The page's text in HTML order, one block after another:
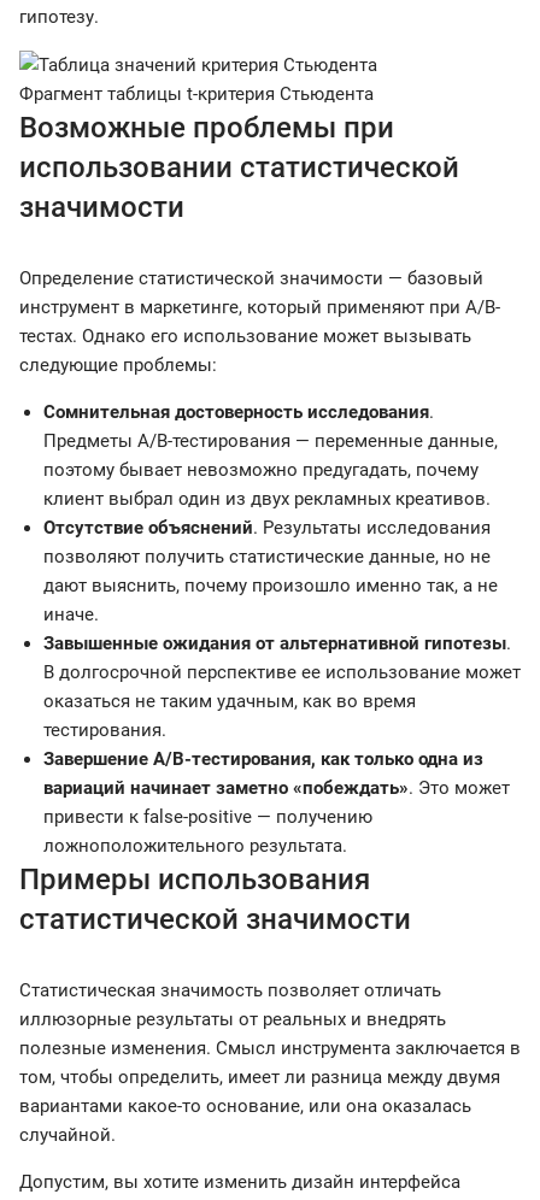
гипотезу.
Фрагмент таблицы t-критерия Стьюдента
Возможные проблемы при
использовании статистической
значимости
Определение статистической значимости — базовый
инструмент в маркетинге, который применяют при A/B-
тестах. Однако его использование может вызывать
следующие проблемы:
Сомнительная достоверность исследования.
Предметы A/B-тестирования — переменные данные,
поэтому бывает невозможно предугадать, почему
клиент выбрал один из двух рекламных креативов.
Отсутствие объяснений. Результаты исследования
позволяют получить статистические данные, но не
дают выяснить, почему произошло именно так, а не
иначе.
Завышенные ожидания от альтернативной гипотезы.
В долгосрочной перспективе ее использование может
оказаться не таким удачным, как во время
тестирования.
Завершение A/B-тестирования, как только одна из
вариаций начинает заметно «побеждать». Это может
привести к false-positive — получению
ложноположительного результата.
Примеры использования
статистической значимости
Статистическая значимость позволяет отличать
иллюзорные результаты от реальных и внедрять
полезные изменения. Смысл инструмента заключается в
том, чтобы определить, имеет ли разница между двумя
вариантами какое-то основание, или она оказалась
случайной.
Допустим, вы хотите изменить дизайн интерфейса